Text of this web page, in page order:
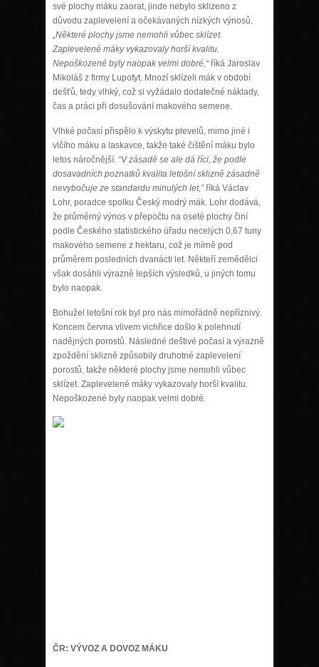
své plochy máku zaorat, jinde nebylo sklizeno z
důvodu zaplevelení a očekávaných nízkých výnosů.
„Některé plochy jsme nemohli vůbec sklízet.
Zaplevelené máky vykazovaly horší kvalitu.
Nepoškozené byly naopak velmi dobré,“říká Jaroslav
Mikoláš z firmy Lupofyt. Mnozí sklízeli mák v období
dešťů, tedy vlhký, což si vyžádalo dodatečné náklady,
čas a práci při dosušování makového semene.
Vlhké počasí přispělo k výskytu plevelů, mimo jiné i
vlčího máku a laskavce, takže také čištění máku bylo
letos náročnější. “V zásadě se ale dá říci, že podle
dosavadních poznatků kvalita letošní sklizně zásadně
nevybočuje ze standardu minulých let,”říká Václav
Lohr, poradce spolku Český modrý mák. Lohr dodává,
že průměrný výnos v přepočtu na oseté plochy činí
podle Českého statistického úřadu necelých 0,67 tuny
makového semene z hektaru, což je mírně pod
průměrem posledních dvanácti let. Někteří zemědělci
však dosáhli výrazně lepších výsledků, u jiných tomu
bylo naopak.
Bohužel letošní rok byl pro nás mimořádně nepříznivý.
Koncem června vlivem vichřice došlo k polehnutí
nadějných porostů. Následné deštivé počasí a výrazně
zpoždění sklizně způsobily druhotné zaplevelení
porostů, takže některé plochy jsme nemohli vůbec
sklízet. Zaplevelené máky vykazovaly horší kvalitu.
Nepoškozené byly naopak velmi dobré.
ČR: VÝVOZ A DOVOZ MÁKU